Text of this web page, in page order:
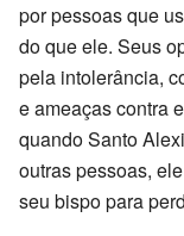
por pessoas que
do que ele. Seus
pela intolerância,
e ameaças contra
quando Santo
outras pessoas,
seu bispo para